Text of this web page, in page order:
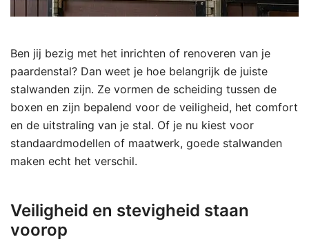
Ben jij bezig met het inrichten of renoveren van je
paardenstal? Dan weet je hoe belangrijk de juiste
stalwanden zijn. Ze vormen de scheiding tussen de
boxen en zijn bepalend voor de veiligheid, het comfort
en de uitstraling van je stal. Of je nu kiest voor
standaardmodellen of maatwerk, goede stalwanden
maken echt het verschil.
Veiligheid en stevigheid staan
voorop